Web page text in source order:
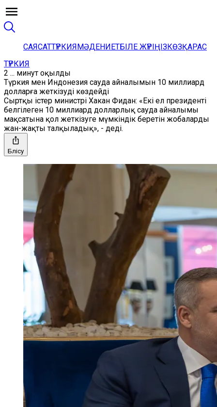
САЯСАТТҮРКИЯМӘДЕНИЕТБІЛЕ ЖҮРІҢІЗКӨЗҚАРАС
ТҮРКИЯ
2 ... минут оқылды
Түркия мен Индонезия сауда айналымын 10 миллиард
долларға жеткізуді көздейді
Сыртқы істер министрі Хакан Фидан: «Екі ел президенті
белгілеген 10 миллиард долларлық сауда айналымы
мақсатына қол жеткізуге мүмкіндік беретін жобаларды
жан-жақты талқыладық», - деді.
Бөлісу